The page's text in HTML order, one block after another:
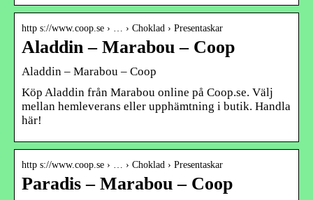
http s://www.coop.se › … › Choklad › Presentaskar
Aladdin – Marabou – Coop
Aladdin – Marabou – Coop
Köp Aladdin från Marabou online på Coop.se. Välj
mellan hemleverans eller upphämtning i butik. Handla
här!
http s://www.coop.se › … › Choklad › Presentaskar
Paradis – Marabou – Coop